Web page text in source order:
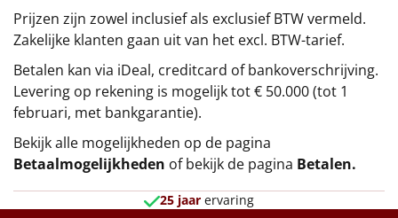
Prijzen zijn zowel inclusief als exclusief BTW vermeld.
Zakelijke klanten gaan uit van het excl. BTW-tarief.
Betalen kan via iDeal, creditcard of bankoverschrijving.
Levering op rekening is mogelijk tot € 50.000 (tot 1
februari, met bankgarantie).
Bekijk alle mogelijkheden op de pagina
Betaalmogelijkheden of bekijk de pagina Betalen.
25 jaar ervaring